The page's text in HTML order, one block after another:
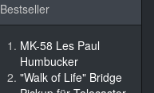
Bestseller
MK-58 Les Paul
Humbucker
"Walk of Life" Bridge